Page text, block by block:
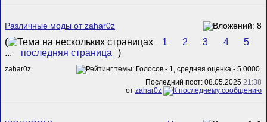
Различные моды от zahar0z
( 1 2 3 4
5
...
последняя страница )
zahar0z
Последний пост: 08.05.2025 21:38
от zahar0z